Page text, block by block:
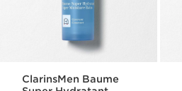
ClarinsMen Baume